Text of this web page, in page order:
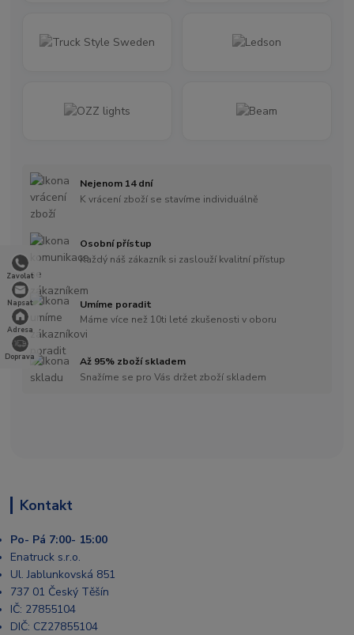
Zavolat
Napsat
Adresa
Doprava
Nejenom 14 dní
K vrácení zboží se stavíme individuálně
Osobní přístup
Každý náš zákazník si zaslouží kvalitní přístup
Umíme poradit
Máme více než 10ti leté zkušenosti v oboru
Až 95% zboží skladem
Snažíme se pro Vás držet zboží skladem
Kontakt
Po- Pá 7:00- 15:00
Enatruck s.r.o.
Ul. Jablunkovská 851
737 01 Český Těšín
IČ: 27855104
DIČ: CZ27855104